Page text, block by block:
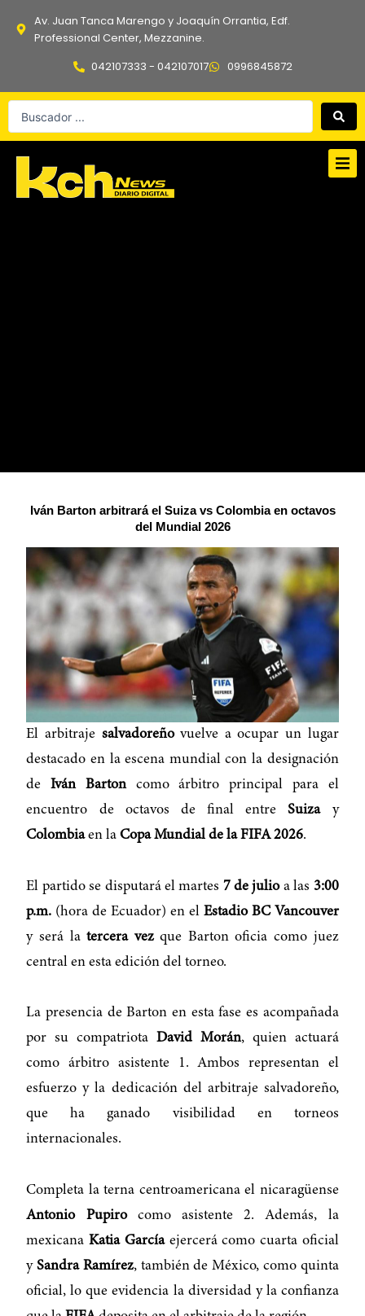
Av. Juan Tanca Marengo y Joaquín Orrantia, Edf.
Professional Center, Mezzanine.
042107333 - 042107017
0996845872
Search
Iván Barton arbitrará el Suiza vs Colombia en octavos
del Mundial 2026
El arbitraje salvadoreñovuelve a ocupar un lugar
destacado en la escena mundial con la designación
deIván Bartoncomo árbitro principal para el
encuentro de octavos de final entreSuizay
Colombiaen laCopa Mundial de la FIFA 2026.
El partido se disputará el martes 7 de julioa las 3:00
p.m. (hora de Ecuador) en el Estadio BC Vancouver
y será latercera vezque Barton oficia como juez
central en esta edición del torneo.
La presencia de Barton en esta fase es acompañada
por su compatriota David Morán, quien actuará
como árbitro asistente 1. Ambos representan el
esfuerzo y la dedicación del arbitraje salvadoreño,
que ha ganado visibilidad en torneos
internacionales.
Completa la terna centroamericana el nicaragüense
Antonio Pupirocomo asistente 2. Además, la
mexicanaKatia Garcíaejercerá como cuarta oficial
ySandra Ramírez, también de México, como quinta
oficial, lo que evidencia la diversidad y la confianza